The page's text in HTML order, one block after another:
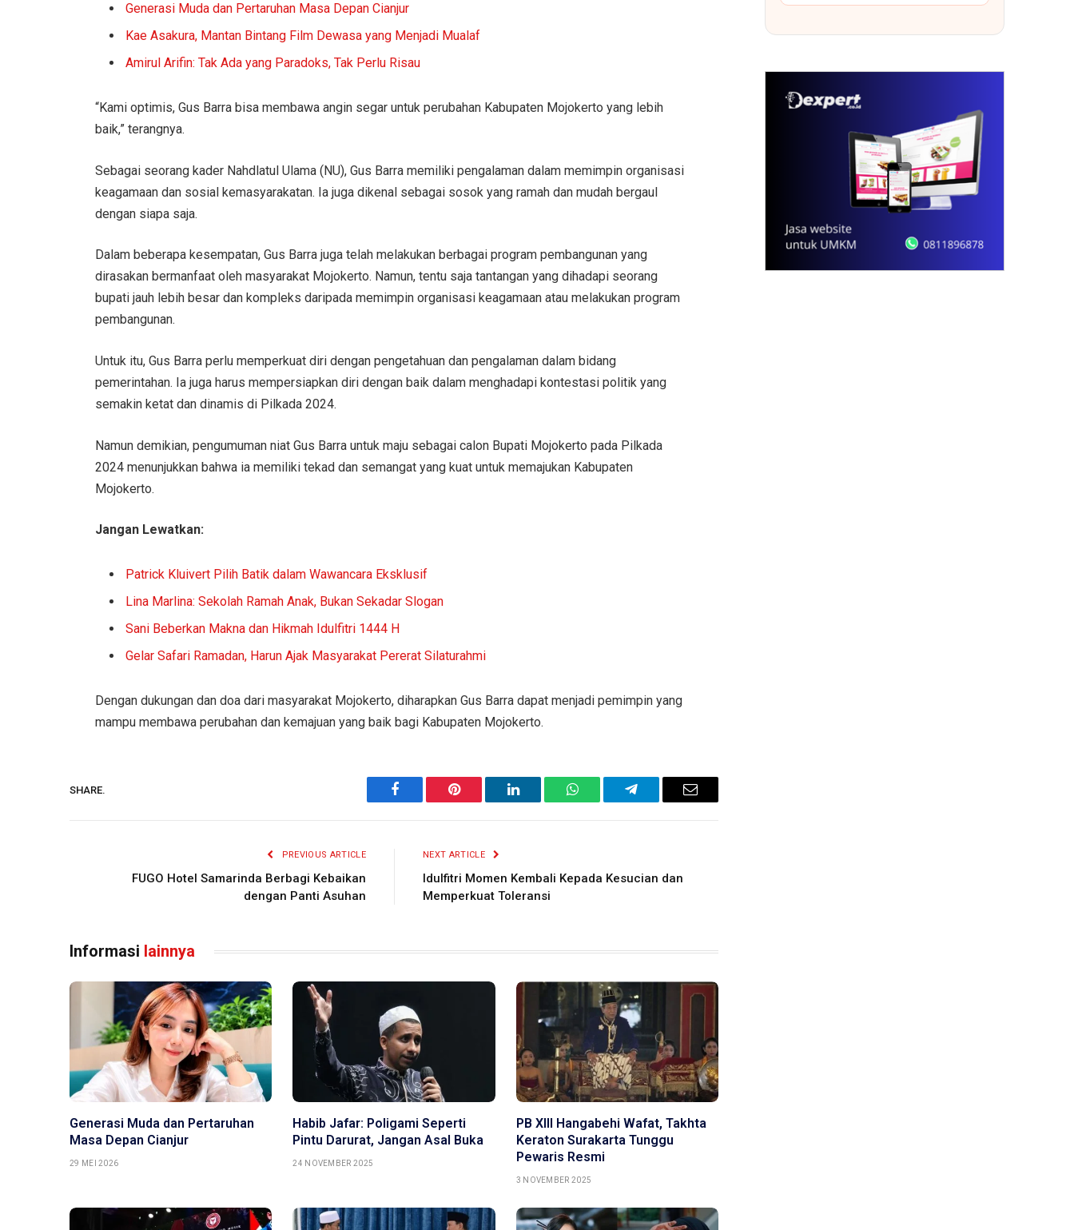
Generasi Muda dan Pertaruhan Masa Depan Cianjur
Kae Asakura, Mantan Bintang Film Dewasa yang Menjadi Mualaf
Amirul Arifin: Tak Ada yang Paradoks, Tak Perlu Risau
“Kami optimis, Gus Barra bisa membawa angin segar untuk perubahan Kabupaten Mojokerto yang lebih
baik,” terangnya.
Sebagai seorang kader Nahdlatul Ulama (NU), Gus Barra memiliki pengalaman dalam memimpin organisasi
keagamaan dan sosial kemasyarakatan. Ia juga dikenal sebagai sosok yang ramah dan mudah bergaul
dengan siapa saja.
Dalam beberapa kesempatan, Gus Barra juga telah melakukan berbagai program pembangunan yang
dirasakan bermanfaat oleh masyarakat Mojokerto. Namun, tentu saja tantangan yang dihadapi seorang
bupati jauh lebih besar dan kompleks daripada memimpin organisasi keagamaan atau melakukan program
pembangunan.
Untuk itu, Gus Barra perlu memperkuat diri dengan pengetahuan dan pengalaman dalam bidang
pemerintahan. Ia juga harus mempersiapkan diri dengan baik dalam menghadapi kontestasi politik yang
semakin ketat dan dinamis di Pilkada 2024.
Namun demikian, pengumuman niat Gus Barra untuk maju sebagai calon Bupati Mojokerto pada Pilkada
2024 menunjukkan bahwa ia memiliki tekad dan semangat yang kuat untuk memajukan Kabupaten
Mojokerto.
Jangan Lewatkan:
Patrick Kluivert Pilih Batik dalam Wawancara Eksklusif
Lina Marlina: Sekolah Ramah Anak, Bukan Sekadar Slogan
Sani Beberkan Makna dan Hikmah Idulfitri 1444 H
Gelar Safari Ramadan, Harun Ajak Masyarakat Pererat Silaturahmi
Dengan dukungan dan doa dari masyarakat Mojokerto, diharapkan Gus Barra dapat menjadi pemimpin yang
mampu membawa perubahan dan kemajuan yang baik bagi Kabupaten Mojokerto.
SHARE.
Facebook Pinterest LinkedIn WhatsAppTelegram Email
PREVIOUS ARTICLE
FUGO Hotel Samarinda Berbagi Kebaikan
dengan Panti Asuhan
NEXT ARTICLE
Idulfitri Momen Kembali Kepada Kesucian dan
Memperkuat Toleransi
Informasi lainnya
Generasi Muda dan Pertaruhan
Masa Depan Cianjur
29 MEI 2026
Habib Jafar: Poligami Seperti
Pintu Darurat, Jangan Asal Buka
24 NOVEMBER 2025
PB XIII Hangabehi Wafat, Takhta
Keraton Surakarta Tunggu
Pewaris Resmi
3 NOVEMBER 2025